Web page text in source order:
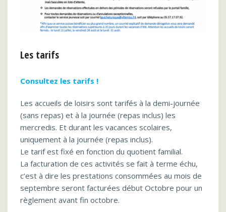
Les tarifs
Consultez les tarifs !
Les accueils de loisirs sont tarifés à la demi-journée
(sans repas) et à la journée (repas inclus) les
mercredis. Et durant les vacances scolaires,
uniquement à la journée (repas inclus).
Le tarif est fixé en fonction du quotient familial.
La facturation de ces activités se fait à terme échu,
c’est à dire les prestations consommées au mois de
septembre seront facturées début Octobre pour un
règlement avant fin octobre.